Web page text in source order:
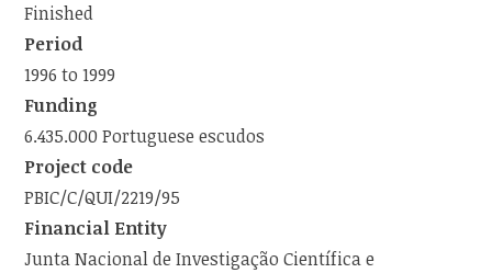
Finished
Period
1996 to 1999
Funding
6.435.000 Portuguese escudos
Project code
PBIC/C/QUI/2219/95
Financial Entity
Junta Nacional de Investigação Científica e